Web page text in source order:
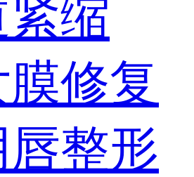
紧缩
修复
整形